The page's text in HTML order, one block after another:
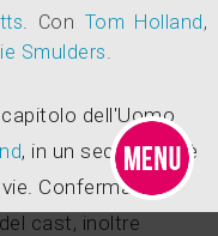
. Con Tom Holland ,
Smulders.
dell'Uomo
, in un sequel che è
Confermati il
cast, inoltre